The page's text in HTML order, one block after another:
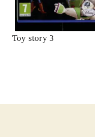
Toy story 3